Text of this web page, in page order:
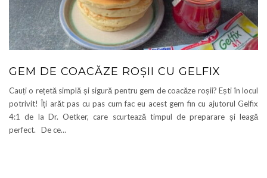
GEM DE COACĂZE ROȘII CU GELFIX
Cauți o rețetă simplă și sigură pentru gem de coacăze roșii? Ești în locul
potrivit! Îți arăt pas cu pas cum fac eu acest gem fin cu ajutorul Gelfix
4:1 de la Dr. Oetker, care scurtează timpul de preparare și leagă
perfect. De ce…